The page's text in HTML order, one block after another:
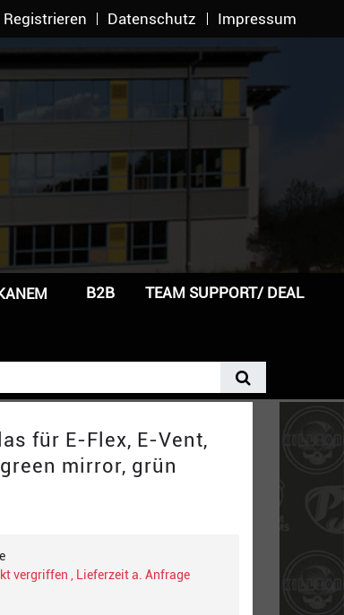
Registrieren Datenschutz Impressum
B2B TEAM SUPPORT/ DEAL
für E-Flex, E-Vent,
mirror, grün
vergriffen , Lieferzeit a. Anfrage